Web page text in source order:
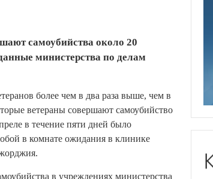
самоубийства около 20
министерства по делам
более чем в два раза выше, чем в
ветераны совершают самоубийство
в течение пяти дней было
в комнате ожидания в клинике
в учреждениях министерства